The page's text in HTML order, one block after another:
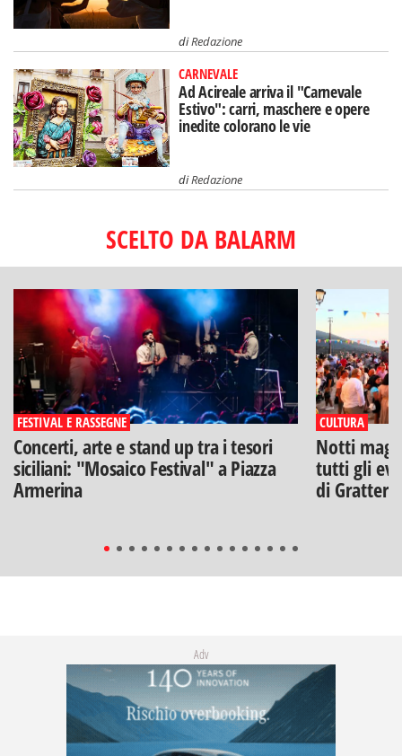
diRedazione
CARNEVALE
Ad Acireale arriva il "Carnevale
Estivo": carri, maschere e opere
inedite colorano le vie
diRedazione
SCELTO DA BALARM
FESTIVAL E RASSEGNE
Concerti, arte e stand up tra i tesori
siciliani: "Mosaico Festival" a Piazza
Armerina
CULTURA
Notti
tutti gli
di Gratteri
Adv